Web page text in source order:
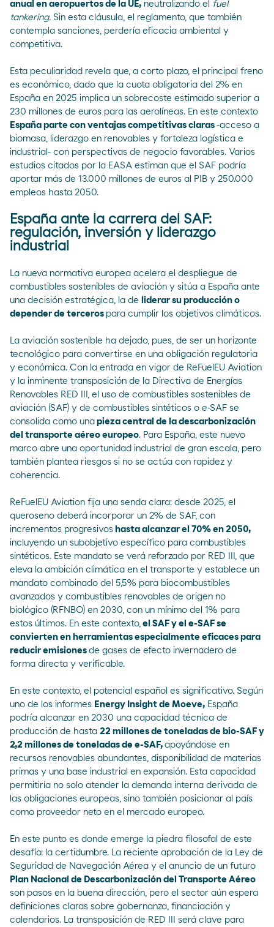
anual en aeropuertos de la UE, neutralizando el
fuel
tankering. Sin esta cláusula, el reglamento, que también
contempla sanciones, perdería eficacia ambiental y
competitiva.
Esta peculiaridad revela que, a corto plazo, el principal freno
es económico, dado que la cuota obligatoria del 2% en
España en 2025 implica un sobrecoste estimado superior a
230 millones de euros para las aerolíneas. En este contexto
España parte con ventajas competitivas claras -acceso a
biomasa, liderazgo en renovables y fortaleza logística e
industrial- con perspectivas de negocio favorables. Varios
estudios citados por la EASA estiman que el SAF podría
aportar más de 13.000 millones de euros al PIB y 250.000
empleos hasta 2050.
España ante la carrera del SAF:
regulación, inversión y liderazgo
industrial
La nueva normativa europea acelera el despliegue de
combustibles sostenibles de aviación y sitúa a España ante
una decisión estratégica, la de liderar su producción o
depender de terceros para cumplir los objetivos climáticos.
La aviación sostenible ha dejado, pues, de ser un horizonte
tecnológico para convertirse en una obligación regulatoria
y económica. Con la entrada en vigor de ReFuelEU Aviation
y la inminente transposición de la Directiva de Energías
Renovables RED III,
el uso de combustibles sostenibles de
aviación (SAF) y de combustibles sintéticos o e-SAF se
consolida como una pieza central de la descarbonización
del transporte aéreo europeo. Para España, este nuevo
marco abre una oportunidad industrial de gran escala, pero
también plantea riesgos si no se actúa con rapidez y
coherencia.
ReFuelEU Aviation fija una senda clara: desde 2025, el
queroseno deberá incorporar un 2% de SAF, con
incrementos progresivos hasta alcanzar el 70% en 2050,
incluyendo un subobjetivo específico para combustibles
sintéticos. Este mandato se verá reforzado por RED III, que
eleva la ambición climática en el transporte y establece un
mandato combinado del 5,5% para biocombustibles
avanzados y combustibles renovables de origen no
biológico (RFNBO) en 2030, con un mínimo del 1% para
estos últimos. En este contexto, el SAF y el e-SAF se
convierten en herramientas especialmente eficaces para
reducir emisiones de gases de efecto invernadero de
forma directa y verificable.
En este contexto, el potencial español es significativo. Según
uno de los informes Energy Insight de Moeve, España
podría alcanzar en 2030 una capacidad técnica de
producción de hasta 22 millones de toneladas de bio-SAF y
2,2 millones de toneladas de e-SAF, apoyándose en
recursos renovables abundantes, disponibilidad de materias
primas y una base industrial en expansión. Esta capacidad
permitiría no solo atender la demanda interna derivada de
las obligaciones europeas, sino también posicionar al país
como proveedor neto en el mercado europeo.
En este punto es donde emerge la piedra filosofal de este
desafío: la certidumbre. La reciente aprobación de la Ley de
Seguridad de Navegación Aérea y el anuncio de un futuro
Plan Nacional de Descarbonización del Transporte Aéreo
son pasos en la buena dirección, pero el sector aún espera
definiciones claras sobre gobernanza, financiación y
calendarios. La transposición de RED III será clave para